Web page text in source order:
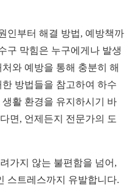
인부터 해결 방법, 예방책까
구 막힘은 누구에게나 발생
와 예방을 통해 충분히 해
방법들을 참고하여 하수
활 환경을 유지하시기 바
면, 언제든지 전문가의 도
가지 않는 불편함을 넘어,
스트레스까지 유발합니다.